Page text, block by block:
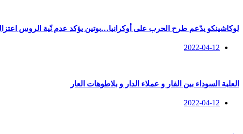
لوكاشينكو يدّعم طرح الحرب على أوكرانيا…بوتين يؤكد عدم نّية الروس
2022-04-12
العلبة السوداء بين الفار و عملاء الدار و بلاطوهات العار
2022-04-12